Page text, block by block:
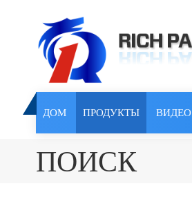
ДОМ ПРОДУКТЫ ВИДЕО
ПОИСК